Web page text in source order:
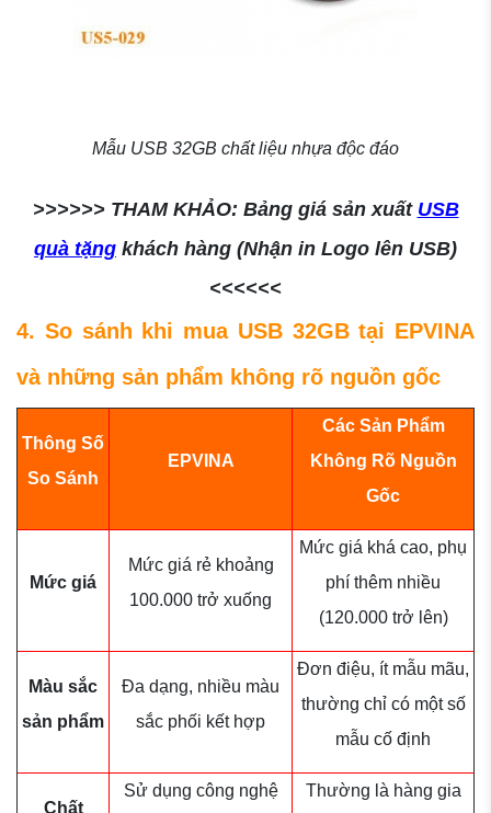
Mẫu USB 32GB chất liệu nhựa độc đáo
>>>>>> THAM KHẢO: Bảng giá sản xuất USB
quà tặng khách hàng (Nhận in Logo lên USB)
<<<<<<
4. So sánh khi mua USB 32GB tại EPVINA
và những sản phẩm không rõ nguồn gốc
Thông Số
So Sánh
EPVINA
Các Sản Phẩm
Không Rõ Nguồn
Gốc
Mức giá
Mức giá rẻ khoảng
100.000 trở xuống
Mức giá khá cao, phụ
phí thêm nhiều
(120.000 trở lên)
Màu sắc
sản phẩm
Đa dạng, nhiều màu
sắc phối kết hợp
Đơn điệu, ít mẫu mãu,
thường chỉ có một số
mẫu cố định
Chất
Sử dụng công nghệ
Thường là hàng gia